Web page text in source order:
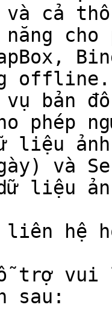
cả
cho
offline.
bản đồ
phép
liệu
và
liệu
liên hệ
trợ
sau: